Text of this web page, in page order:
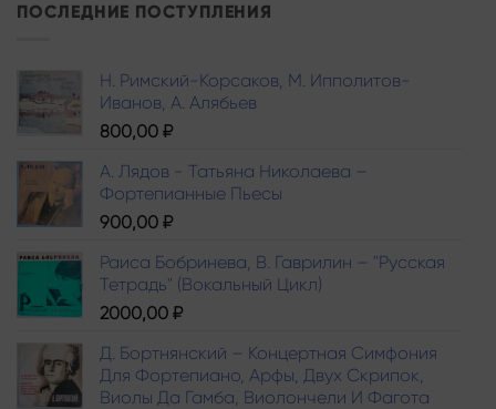
ПОСЛЕДНИЕ ПОСТУПЛЕНИЯ
Н. Римский-Корсаков, М. Ипполитов-
Иванов, A. Алябьев
800,00 ₽
А. Лядов - Татьяна Николаева –
Фортепианные Пьесы
900,00 ₽
Раиса Бобринева, В. Гаврилин – "Русская
Тетрадь" (Вокальный Цикл)
2000,00 ₽
Д. Бортнянский – Концертная Симфония
Для Фортепиано, Арфы, Двух Скрипок,
Виолы Да Гамба, Виолончели И Фагота